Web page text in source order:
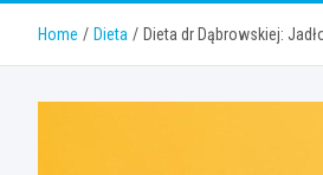
Home Dieta Dieta dr Dąbrowskiej: